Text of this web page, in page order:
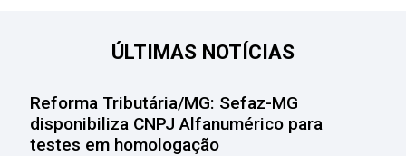
ÚLTIMAS NOTÍCIAS
Reforma Tributária/MG: Sefaz-MG
disponibiliza CNPJ Alfanumérico para
testes em homologação